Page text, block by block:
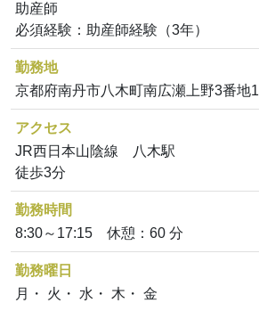
助産師
必須経験：助産師経験（3年）
勤務地
京都府南丹市八木町南広瀬上野3番地1
アクセス
JR西日本山陰線 八木駅
徒歩3分
勤務時間
8:30～17:15 休憩：60 分
勤務曜日
月・ 火・ 水・ 木・ 金